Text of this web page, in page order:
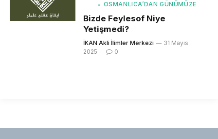
OSMANLICA’DAN GÜNÜMÜZE
Bizde Feylesof Niye
Yetişmedi?
İKAN Akli İlimler Merkezi
31 Mayıs
2025
0